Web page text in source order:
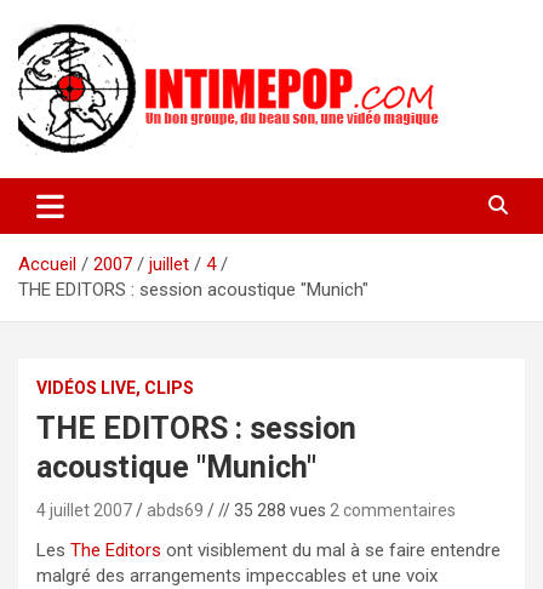
contenu
intimepop.com
actuelles pop rock, post-rock, indé sur Lyon. rock pop concert
lyon
Accueil
2007 juillet
4
THE EDITORS : session acoustique "Munich"
VIDÉOS LIVE, CLIPS
THE EDITORS : session
acoustique "Munich"
4 juillet 2007 abds69 // 35 288 vues 2 commentaires
Les The Editors ont visiblement du mal à se faire entendre
malgré des arrangements impeccables et une voix